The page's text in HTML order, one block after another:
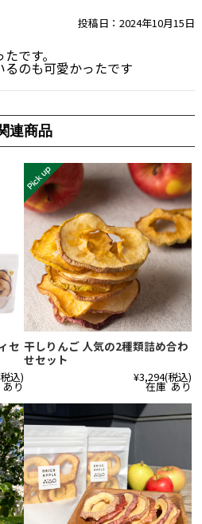
投稿日： 2024年10月15日
です。
のも可愛かったです
連商品
セ
込)
り
干しりんご 人気の2種類詰め合わ
せセット
¥3,294(税込)
在庫 あり